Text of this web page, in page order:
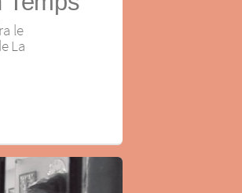
le
La